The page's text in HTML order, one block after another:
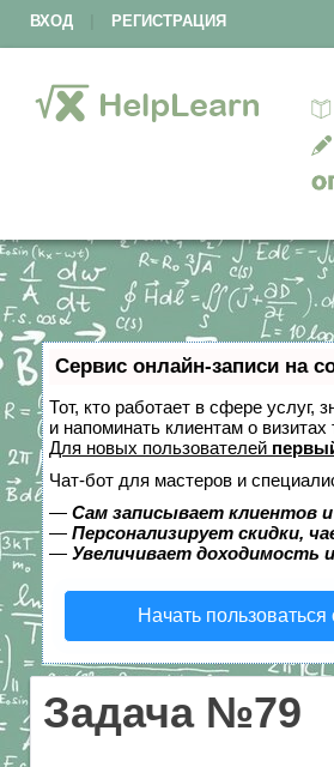
ВХОД РЕГИСТРАЦИЯ
Сервис онлайн-записи на
Тот, кто работает в сфере услуг,
и напоминать клиентам о
Для новых пользователей
Чат-бот для мастеров и
— Сам записывает клиентов
— Персонализирует скидки,
— Увеличивает доходимость
Начать
Задача №79